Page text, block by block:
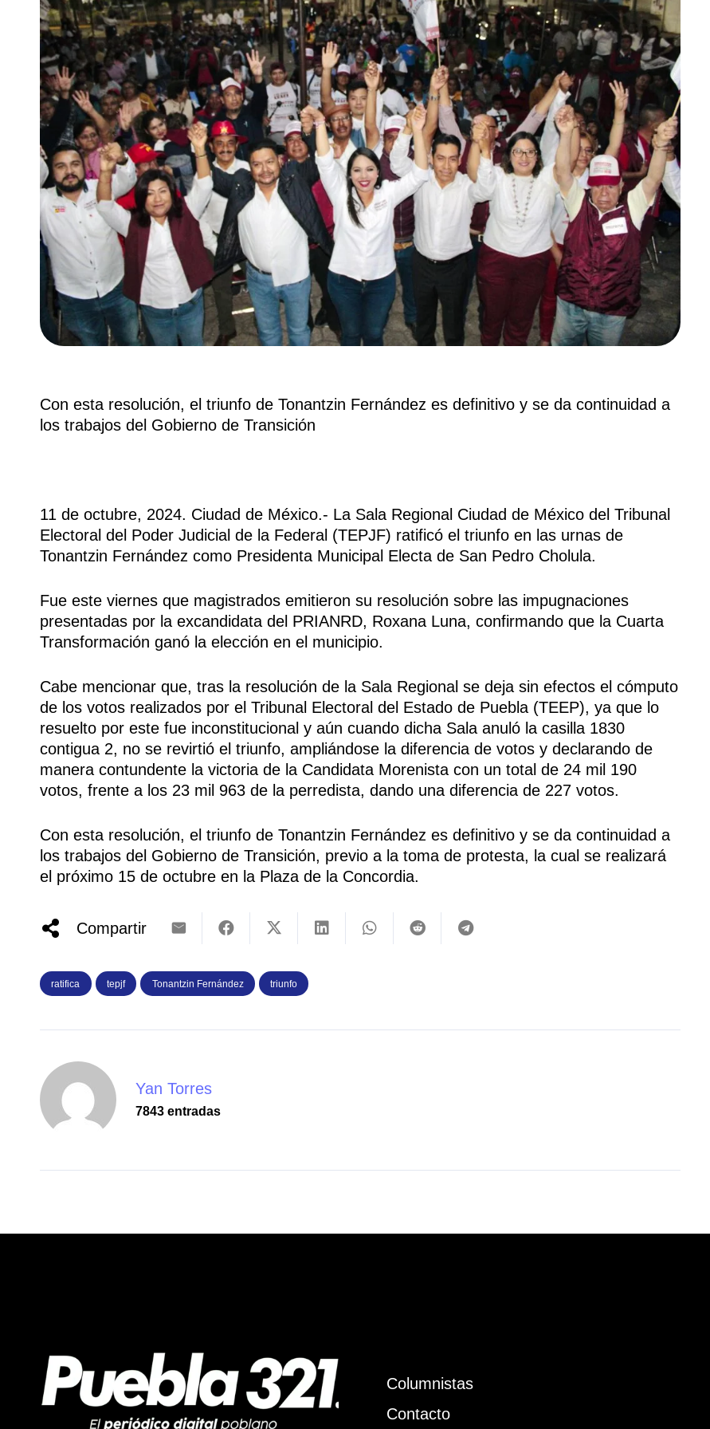
Con esta resolución, el triunfo de Tonantzin Fernández es definitivo y se da continuidad a
los trabajos del Gobierno de Transición
11 de octubre, 2024. Ciudad de México.- La Sala Regional Ciudad de México del Tribunal
Electoral del Poder Judicial de la Federal (TEPJF) ratificó el triunfo en las urnas de
Tonantzin Fernández como Presidenta Municipal Electa de San Pedro Cholula.
Fue este viernes que magistrados emitieron su resolución sobre las impugnaciones
presentadas por la excandidata del PRIANRD, Roxana Luna, confirmando que la Cuarta
Transformación ganó la elección en el municipio.
Cabe mencionar que, tras la resolución de la Sala Regional se deja sin efectos el cómputo
de los votos realizados por el Tribunal Electoral del Estado de Puebla (TEEP), ya que lo
resuelto por este fue inconstitucional y aún cuando dicha Sala anuló la casilla 1830
contigua 2, no se revirtió el triunfo, ampliándose la diferencia de votos y declarando de
manera contundente la victoria de la Candidata Morenista con un total de 24 mil 190
votos, frente a los 23 mil 963 de la perredista, dando una diferencia de 227 votos.
Con esta resolución, el triunfo de Tonantzin Fernández es definitivo y se da continuidad a
los trabajos del Gobierno de Transición, previo a la toma de protesta, la cual se realizará
el próximo 15 de octubre en la Plaza de la Concordia.
Compartir
ratifica tepjf Tonantzin Fernández triunfo
Yan Torres
7843 entradas
Columnistas
Contacto